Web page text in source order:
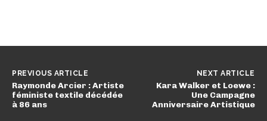
PREVIOUS ARTICLE
Raymonde Arcier : Artiste
féministe textile décédée
à 86 ans
NEXT ARTICLE
Kara Walker et Loewe :
Une Campagne
Anniversaire Artistique